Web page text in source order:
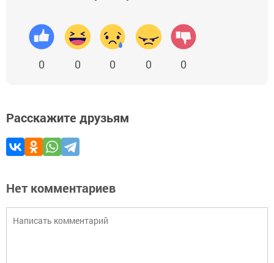
0 0 0 0 0
Расскажите друзьям
Нет комментариев